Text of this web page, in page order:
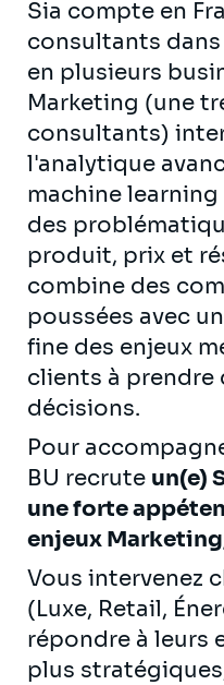
Sia compte en
consultants
en plusieurs
Marketing (une
consultants)
l'analytique
machine learning
des
produit, prix et
combine des
poussées avec
fine des enjeux
clients à prendre
décisions.
Pour
BU recrute un(e)
une forte
enjeux
Vous intervenez
(Luxe, Retail,
répondre à leurs
plus